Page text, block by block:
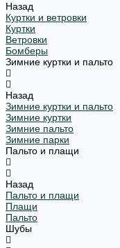
Назад
Куртки и ветровки
Куртки
Ветровки
Бомберы
Зимние куртки и пальто
Назад
Зимние куртки и пальто
Зимние куртки
Зимние пальто
Зимние парки
Пальто и плащи
Назад
Пальто и плащи
Плащи
Пальто
Шубы